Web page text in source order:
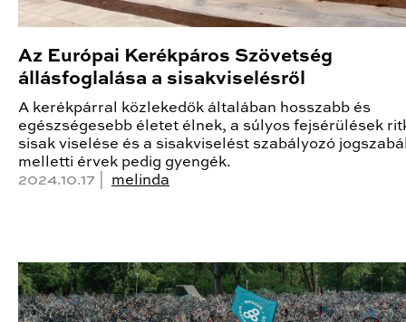
Az Európai Kerékpáros Szövetség
állásfoglalása a sisakviselésről
A kerékpárral közlekedők általában hosszabb és
egészségesebb életet élnek, a súlyos fejsérülések
sisak viselése és a sisakviselést szabályozó
melletti érvek pedig gyengék.
2024.10.17 | melinda